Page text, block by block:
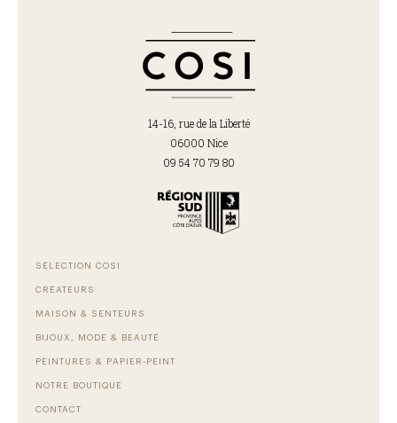
14-16, rue de la Liberté
06000 Nice
09 54 70 79 80
SÉLECTION COSI
CRÉATEURS
MAISON & SENTEURS
BIJOUX, MODE & BEAUTÉ
PEINTURES & PAPIER-PEINT
NOTRE BOUTIQUE
CONTACT